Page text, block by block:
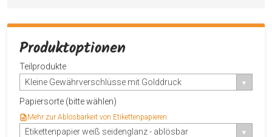
Produktoptionen
Teilprodukte
Kleine Gewährverschlüsse mit Golddruck
Papiersorte (bitte wählen)
Mehr zur Ablösbarkeit von Etikettenpapieren
Etikettenpapier weiß seidenglanz - ablösbar